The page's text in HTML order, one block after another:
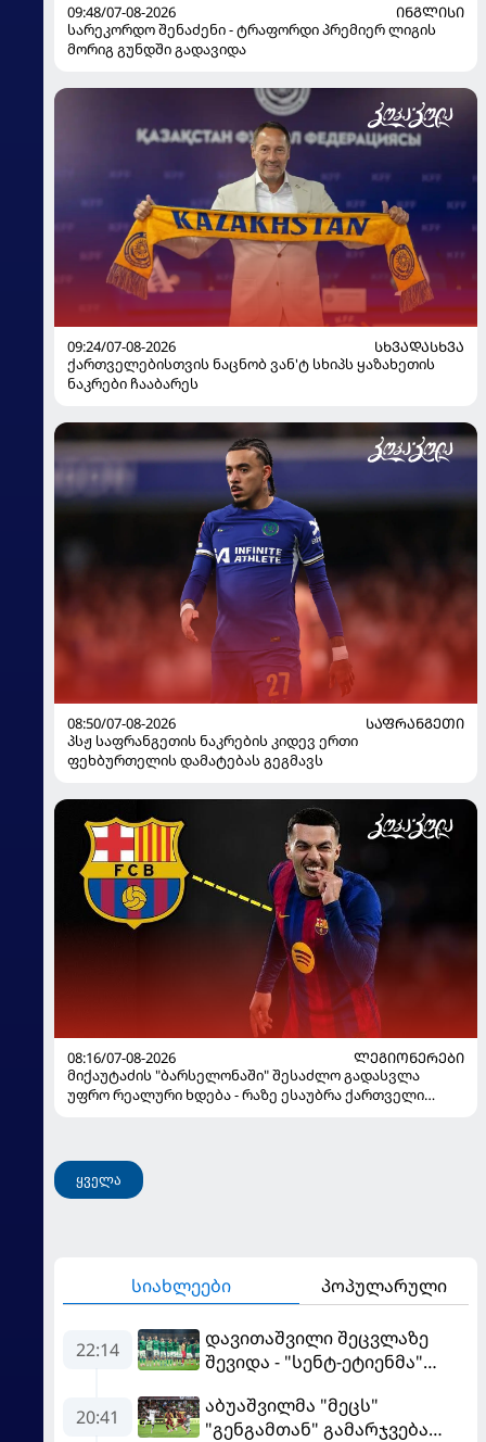
09:48/07-08-2026
ᲘᲜᲒᲚᲘᲡᲘ
სარეკორდო შენაძენი - ტრაფორდი პრემიერ ლიგის
მორიგ გუნდში გადავიდა
09:24/07-08-2026
ᲡᲮᲕᲐᲓᲐᲡᲮᲕᲐ
ქართველებისთვის ნაცნობ ვან'ტ სხიპს ყაზახეთის
ნაკრები ჩააბარეს
08:50/07-08-2026
ᲡᲐᲤᲠᲐᲜᲒᲔᲗᲘ
პსჟ საფრანგეთის ნაკრების კიდევ ერთი
ფეხბურთელის დამატებას გეგმავს
08:16/07-08-2026
ᲚᲔᲒᲘᲝᲜᲔᲠᲔᲑᲘ
მიქაუტაძის "ბარსელონაში" შესაძლო გადასვლა
უფრო რეალური ხდება - რაზე ესაუბრა ქართველი
ყველა
სიახლეები პოპულარული
22:14
დავითაშვილი შეცვლაზე
შევიდა - "სენტ-ეტიენმა"
20:41
აბუაშვილმა "მეცს"
"გენგამთან" გამარჯვება